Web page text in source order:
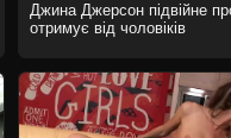
Джина Джерсон підвійне
отримує від чоловіків